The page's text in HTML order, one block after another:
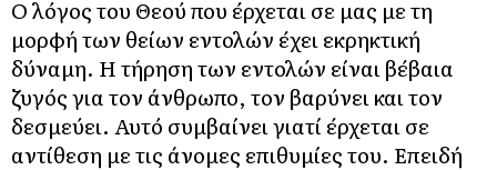
Ο λόγος του Θεού που έρχεται σε μας με τη
μορφή των θείων εντολών έχει εκρηκτική
δύναμη. Η τήρηση των εντολών είναι βέβαια
ζυγός για τον άνθρωπο, τον βαρύνει και τον
δεσμεύει. Αυτό συμβαίνει γιατί έρχεται σε
αντίθεση με τις άνομες επιθυμίες του. Επειδή